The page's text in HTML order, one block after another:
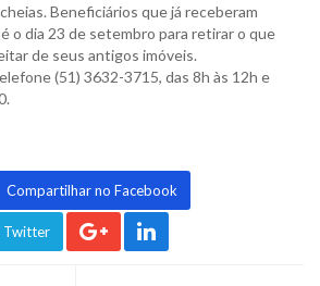
Beneficiários que já receberam
o dia 23 de setembro para retirar o que
de seus antigos imóveis.
(51) 3632-3715, das 8h às 12h e
Compartilhar no Facebook
Twitter